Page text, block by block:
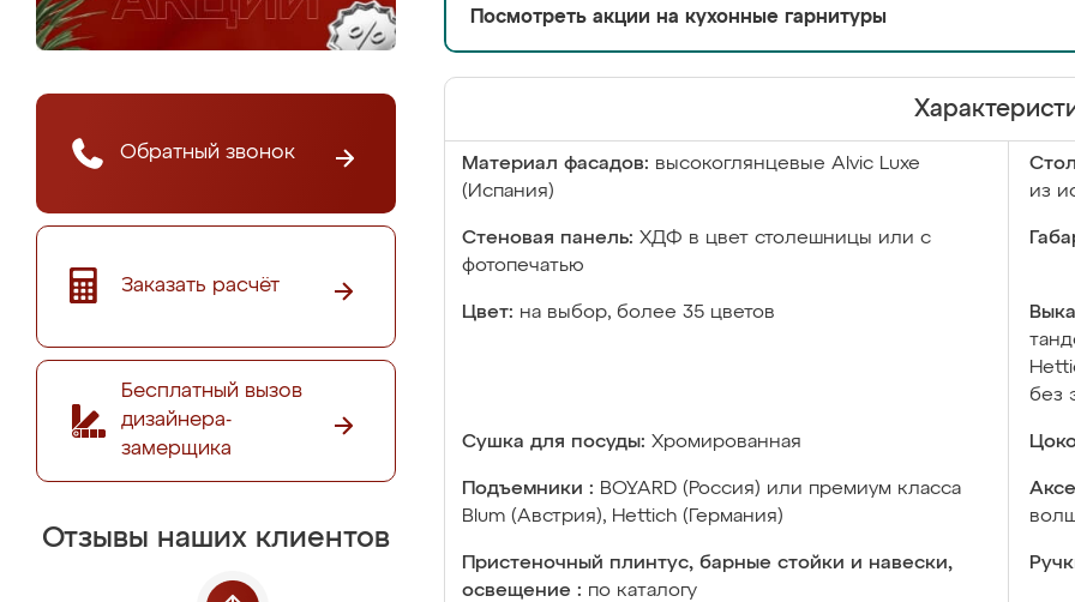
Обратный звонок
Заказать расчёт
Бесплатный вызов
дизайнера-
замерщика
Отзывы наших клиентов
Посмотреть акции на кухонные гарнитуры
Материал фасадов: высокоглянцевые Аlvic Luxe
(Испания)
из
Стеновая панель: ХДФ в цвет столешницы или с
фотопечатью
Цвет: на выбор, более 35 цветов
без
Сушка для посуды: Хромированная
Подъемники : BOYARD (Россия) или премиум класса
Blum (Австрия), Hettich (Германия)
Пристеночный плинтус, барные стойки и навески,
освещение : по каталогу